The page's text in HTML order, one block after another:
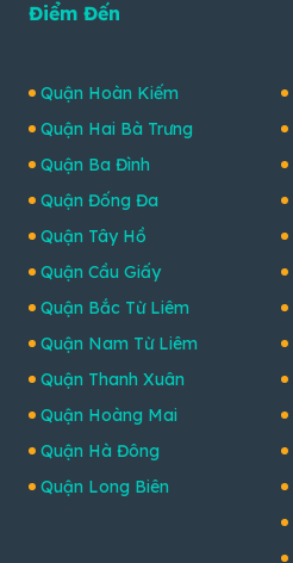
Điểm Đến
Quận Hoàn Kiếm
Quận Hai Bà Trưng
Quận Ba Đình
Quận Đống Đa
Quận Tây Hồ
Quận Cầu Giấy
Quận Bắc Từ Liêm
Quận Nam Từ Liêm
Quận Thanh Xuân
Quận Hoàng Mai
Quận Hà Đông
Quận Long Biên